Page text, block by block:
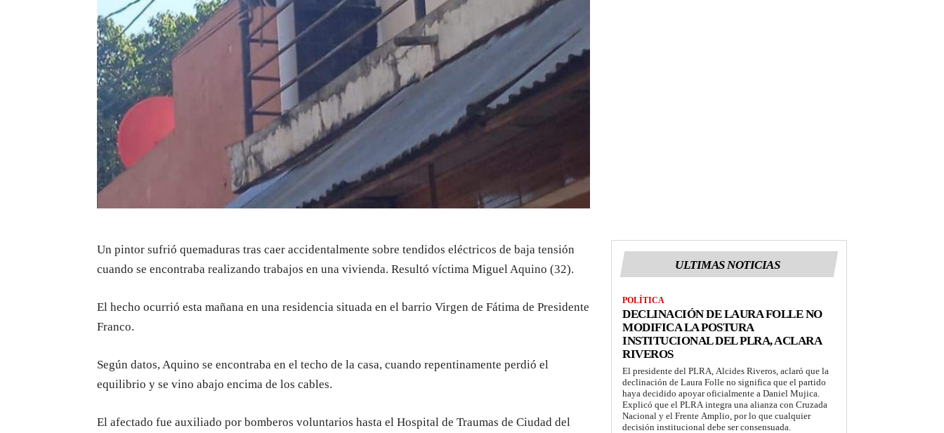
Un pintor sufrió quemaduras tras caer accidentalmente sobre tendidos eléctricos de baja tensión
cuando se encontraba realizando trabajos en una vivienda. Resultó víctima Miguel Aquino (32).
El hecho ocurrió esta mañana en una residencia situada en el barrio Virgen de Fátima de Presidente
Franco.
Según datos, Aquino se encontraba en el techo de la casa, cuando repentinamente perdió el
equilibrio y se vino abajo encima de los cables.
El afectado fue auxiliado por bomberos voluntarios hasta el Hospital de Traumas de Ciudad del
ULTIMAS NOTICIAS
POLÍTICA
DECLINACIÓN DE LAURA FOLLE NO
MODIFICA LA POSTURA
INSTITUCIONAL DEL PLRA, ACLARA
RIVEROS
El presidente del PLRA, Alcides Riveros, aclaró que la
declinación de Laura Folle no significa que el partido
haya decidido apoyar oficialmente a Daniel Mujica.
Explicó que el PLRA integra una alianza con Cruzada
Nacional y el Frente Amplio, por lo que cualquier
decisión institucional debe ser consensuada.